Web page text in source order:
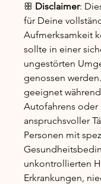
ꕥ Disclaimer:
für Deine
Aufmerksamkeit
sollte in einer
ungestörten
genossen
geeignet
Autofahrens oder
anspruchsvoller
Personen mit
unkontrollierten
Erkrankungen,